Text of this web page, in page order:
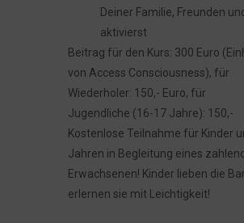
Deiner Familie, Freunden
aktivierst
Beitrag für den Kurs: 300 Euro
von Access Consciousness), für
Wiederholer: 150,- Euro, für
Jugendliche (16-17 Jahre): 150,-
Kostenlose Teilnahme für Kinder
Jahren in Begleitung eines
Erwachsenen! Kinder lieben die
erlernen sie mit Leichtigkeit!